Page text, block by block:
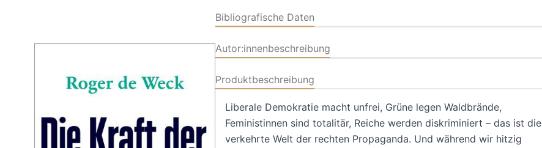
Bibliografische Daten
Autor:innenbeschreibung
Produktbeschreibung
Liberale Demokratie macht unfrei, Grüne legen Waldbrände,
Feministinnen sind totalitär, Reiche werden diskriminiert – das ist die
verkehrte Welt der rechten Propaganda. Und während wir hitzig